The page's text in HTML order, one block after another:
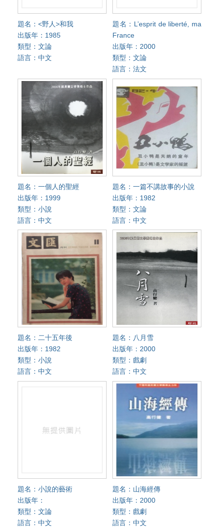
題名：<野人>和我
出版年：1985
類型：文論
語言：中文
題名：L’esprit de liberté, ma
France
出版年：2000
類型：文論
語言：法文
題名：一個人的聖經
出版年：1999
類型：小說
語言：中文
題名：一篇不講故事的小說
出版年：1982
類型：文論
語言：中文
題名：二十五年後
出版年：1982
類型：小說
語言：中文
題名：八月雪
出版年：2000
類型：戲劇
語言：中文
題名：小說的藝術
出版年：
類型：文論
語言：中文
題名：山海經傳
出版年：2000
類型：戲劇
語言：中文